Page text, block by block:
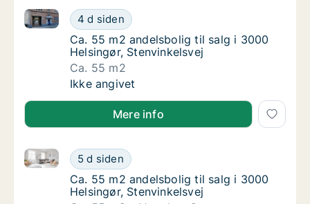
Ca. 55 m2 andelsbolig til salg i 3000
4 d siden
Ca. 55 m2 andelsbolig til salg i 3000 Helsingør,
Ca. 55 m2 andelsbolig til salg i 3000
Ca. 55 m2 andelsbolig til salg i 3000
Helsingør, Stenvinkelsvej
Ca. 55 m2
Ca. 55 m2 andelsbolig til salg i 3000
Ikke angivet
Mere info
Ca. 55 m2 andelsbolig til salg i 3000
5 d siden
Ca. 55 m2 andelsbolig til salg i 3000 Helsingør,
Ca. 55 m2 andelsbolig til salg i 3000
Ca. 55 m2 andelsbolig til salg i 3000
Helsingør, Stenvinkelsvej